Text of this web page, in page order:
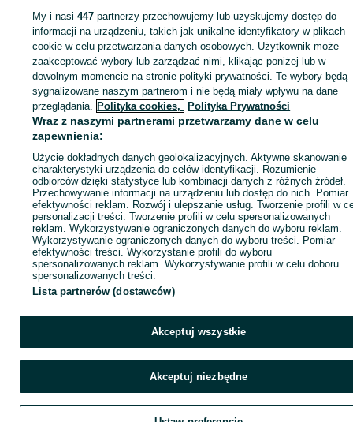
Podmurówka gładka
biała beton architekt
60 zł
Niechcice
Odświeżono dnia 06 sierpnia
2026
brama przesuwna
kolor czarny lamele
wym 4920x1635
5 000 zł
Niechcice
Odświeżono dnia 04 sierpnia
2026
Zobacz też
Słupki bramowe 10 x
250 zł
My i nasi447 partnerzy przechowujemy lub uzyskujemy dostęp do
informacji na urządzeniu, takich jak unikalne identyfikatory w plikach
cookie w celu przetwarzania danych osobowych. Użytkownik może
zaakceptować wybory lub zarządzać nimi, klikając poniżej lub w
dowolnym momencie na stronie polityki prywatności. Te wybory będą
sygnalizowane naszym partnerom i nie będą miały wpływu na dane
przeglądania. Polityka cookies, Polityka Prywatności
Wraz z naszymi partnerami przetwarzamy dane w celu
zapewnienia:
Użycie dokładnych danych geolokalizacyjnych. Aktywne skanowanie
charakterystyki urządzenia do celów identyfikacji. Rozumienie
odbiorców dzięki statystyce lub kombinacji danych z różnych źródeł.
Przechowywanie informacji na urządzeniu lub dostęp do nich. Pomiar
efektywności reklam. Rozwój i ulepszanie usług. Tworzenie profili w
personalizacji treści. Tworzenie profili w celu spersonalizowanych
reklam. Wykorzystywanie ograniczonych danych do wyboru reklam.
Wykorzystywanie ograniczonych danych do wyboru treści. Pomiar
efektywności treści. Wykorzystanie profili do wyboru
spersonalizowanych reklam. Wykorzystywanie profili w celu doboru
spersonalizowanych treści.
Lista partnerów (dostawców)
Akceptuj wszystkie
Akceptuj niezbędne